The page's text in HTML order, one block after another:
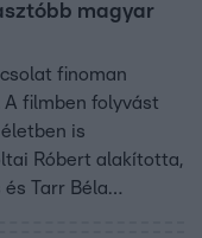
magyar
finoman
A filmben folyvást
is
Róbert alakította,
Tarr Béla